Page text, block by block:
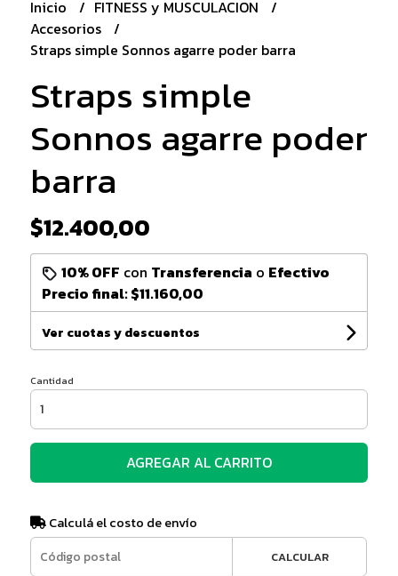
Inicio
FITNESS y MUSCULACION
Accesorios
Straps simple Sonnos agarre poder barra
Straps simple
Sonnos agarre poder
barra
$12.400,00
10% OFF con Transferencia o Efectivo
Precio final:$11.160,00
Ver cuotas y descuentos
Cantidad
AGREGAR AL CARRITO
Calculá el costo de envío
CALCULAR